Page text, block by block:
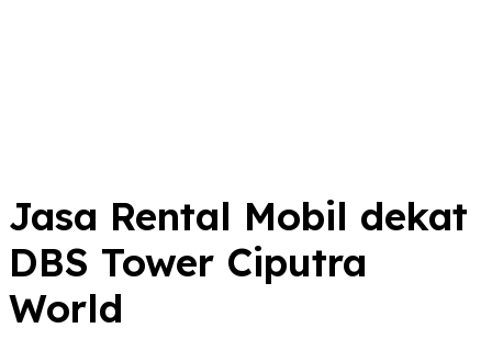
Jasa Rental Mobil dekat
DBS Tower Ciputra
World